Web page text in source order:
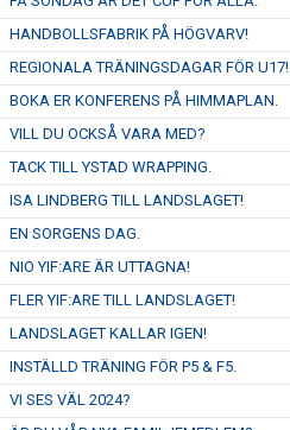
HANDBOLLSFABRIK PÅ HÖGVARV!
REGIONALA TRÄNINGSDAGAR FÖR U17!
BOKA ER KONFERENS PÅ HIMMAPLAN.
VILL DU OCKSÅ VARA MED?
TACK TILL YSTAD WRAPPING.
ISA LINDBERG TILL LANDSLAGET!
EN SORGENS DAG.
NIO YIF:ARE ÄR UTTAGNA!
FLER YIF:ARE TILL LANDSLAGET!
LANDSLAGET KALLAR IGEN!
INSTÄLLD TRÄNING FÖR P5 & F5.
VI SES VÄL 2024?